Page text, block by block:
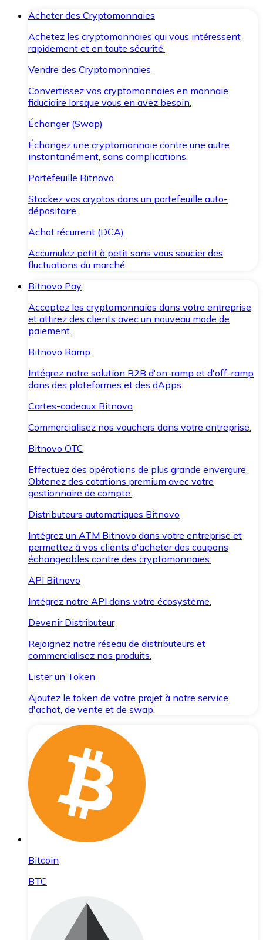
Acheter des Cryptomonnaies
Achetez les cryptomonnaies qui vous intéressent
rapidement et en toute sécurité.
Vendre des Cryptomonnaies
Convertissez vos cryptomonnaies en monnaie
fiduciaire lorsque vous en avez besoin.
Échanger (Swap)
Échangez une cryptomonnaie contre une autre
instantanément, sans complications.
Portefeuille Bitnovo
Stockez vos cryptos dans un portefeuille auto-
dépositaire.
Achat récurrent (DCA)
Accumulez petit à petit sans vous soucier des
fluctuations du marché.
Bitnovo Pay
Acceptez les cryptomonnaies dans votre entreprise
et attirez des clients avec un nouveau mode de
paiement.
Bitnovo Ramp
Intégrez notre solution B2B d'on-ramp et d'off-ramp
dans des plateformes et des dApps.
Cartes-cadeaux Bitnovo
Commercialisez nos vouchers dans votre entreprise.
Bitnovo OTC
Effectuez des opérations de plus grande envergure.
Obtenez des cotations premium avec votre
gestionnaire de compte.
Distributeurs automatiques Bitnovo
Intégrez un ATM Bitnovo dans votre entreprise et
permettez à vos clients d'acheter des coupons
échangeables contre des cryptomonnaies.
API Bitnovo
Intégrez notre API dans votre écosystème.
Devenir Distributeur
Rejoignez notre réseau de distributeurs et
commercialisez nos produits.
Lister un Token
Ajoutez le token de votre projet à notre service
d'achat, de vente et de swap.
Bitcoin
BTC